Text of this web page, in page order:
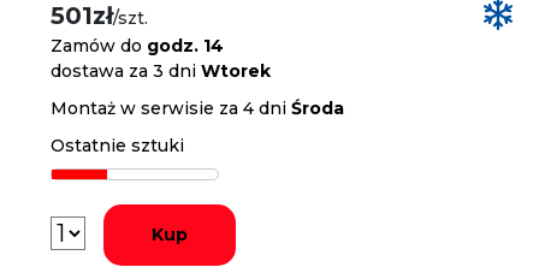
501zł/szt.
Zamów do godz. 14
dostawa za 3 dniWtorek
Montaż w serwisie za 4 dniŚroda
Ostatnie sztuki
Kup